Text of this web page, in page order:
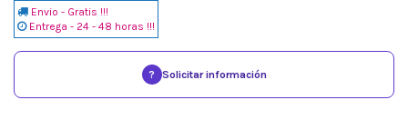
Envio - Gratis !!!
Entrega - 24 - 48 horas !!!
? Solicitar información